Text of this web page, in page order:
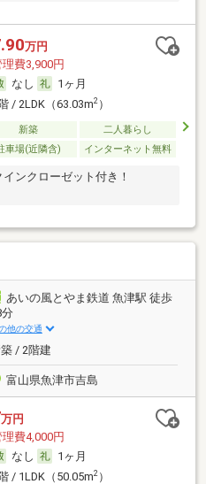
万円
理費3,900円
なし
1ヶ月
/ 2LDK（63.03m2）
新築
二人暮らし
車場(近隣含) インターネット無料
ンクローゼット付き！
あいの風とやま鉄道 魚津駅 徒歩
他の交通
/ 2階建
富山県魚津市吉島
万円
理費4,000円
なし
1ヶ月
/ 1LDK（50.05m2）